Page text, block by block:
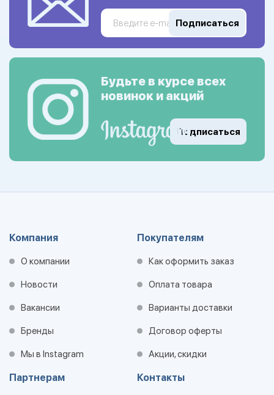
Подписаться
Будьте в курсе всех
новинок и акций
Подписаться
Компания
О компании
Новости
Вакансии
Бренды
Мы в Instagram
Покупателям
Как оформить заказ
Оплата товара
Варианты доставки
Договор оферты
Акции, скидки
Партнерам Контакты